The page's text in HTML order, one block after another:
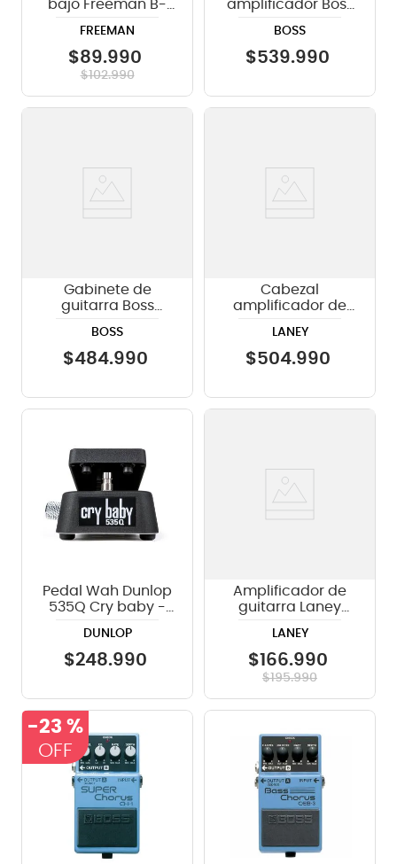
bajo Freeman B-
FREEMAN
$89.990
$102.990
amplificador Boss
3
BOSS
$539.990
Gabinete de
guitarra Boss
212 - 150W
BOSS
$484.990
Cabezal
amplificador de
CUB-SUPERTOP -
15W RMS Tubo
LANEY
$504.990
Pedal Wah Dunlop
535Q Cry baby -
DUNLOP
$248.990
Amplificador de
guitarra Laney
LANEY
$166.990
$195.990
-23 %